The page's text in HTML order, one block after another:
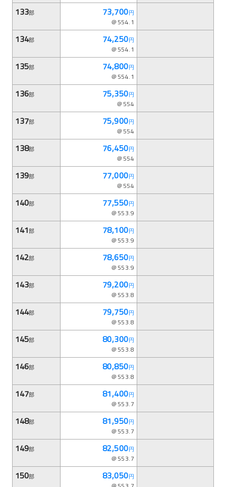
133部 73,700円
＠554.1
134部 74,250円
＠554.1
135部 74,800円
＠554.1
136部 75,350円
＠554
137部 75,900円
＠554
138部 76,450円
＠554
139部 77,000円
＠554
140部 77,550円
＠553.9
141部 78,100円
＠553.9
142部 78,650円
＠553.9
143部 79,200円
＠553.8
144部 79,750円
＠553.8
145部 80,300円
＠553.8
146部 80,850円
＠553.8
147部 81,400円
＠553.7
148部 81,950円
＠553.7
149部 82,500円
＠553.7
150部 83,050円